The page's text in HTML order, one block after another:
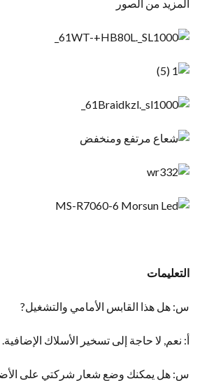
المزيد من الصور
التعليمات
س: هل هذا القابس الأمامي والتشغيل?
أ: نعم, لا حاجة إلى تسخير الأسلاك الإضافية.
س: هل يمكنك وضع شعار شركتي على